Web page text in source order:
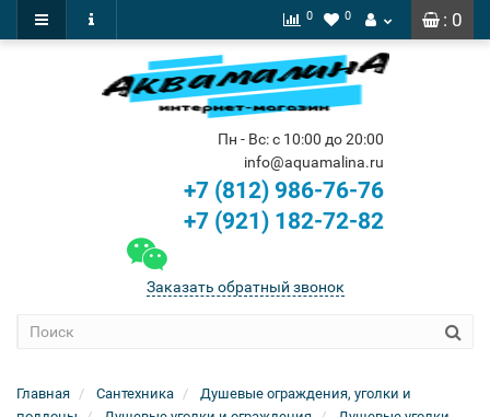
: 0
0 0
Пн - Вс: с 10:00 до 20:00
info@aquamalina.ru
+7 (812) 986-76-76
+7 (921) 182-72-82
Заказать обратный звонок
Главная Сантехника
Душевые ограждения, уголки и